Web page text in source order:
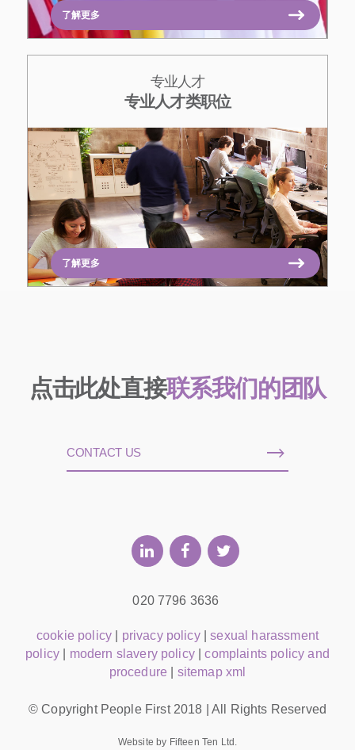
了解更多
专业人才
专业人才类职位
了解更多
点击此处直接联系我们的团队
CONTACT US
020 7796 3636
cookie policy privacy policy|sexual harassment
policy
modern slavery policy|complaints policy and
procedure
sitemap xml
© Copyright People First 2018 | All Rights Reserved
Website by Fifteen Ten Ltd.